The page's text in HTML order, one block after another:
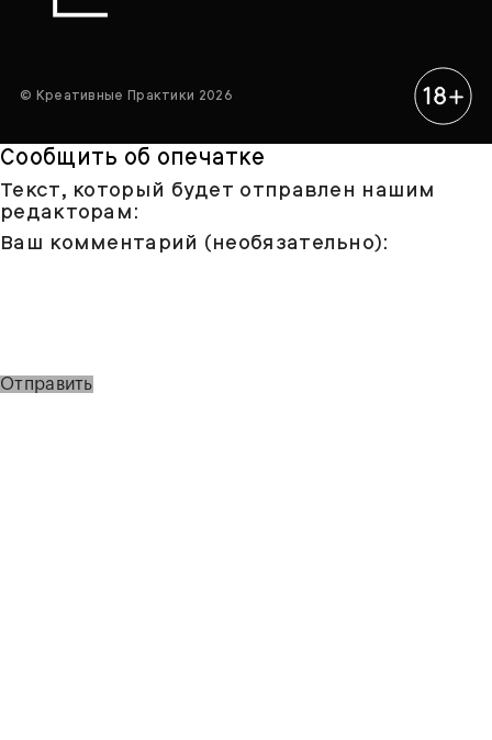
© Креативные Практики 2026
Сообщить об опечатке
Текст, который будет отправлен нашим
редакторам:
Ваш комментарий (необязательно):
Отправить